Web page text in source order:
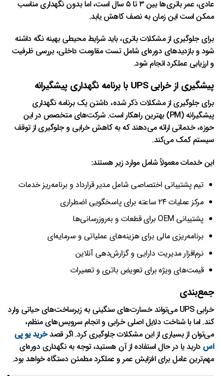
عادی، عمر باتری‌ها بین ۳ تا ۵ سال است، اما بدون نگهداری مناسب
ممکن است این زمان به نصف کاهش یابد.
برای جلوگیری از مشکلات باتری، باید شرایط محیطی بهینه نگه داشته
شود و بازدیدهای دوره‌ای شامل تست مقاومت داخلی، بررسی ظرفیت
و ارزیابی عملکرد انجام شود.
پیشگیری از خرابی UPS با برنامه نگهداری پیشگیرانه
برای جلوگیری از مشکلات ذکر شده، داشتن یک برنامه نگهداری
پیشگیرانه (PM) بهترین راهکار است. شرکت‌های متخصص در این
حوزه، خدماتی ارائه می‌دهند که به کاهش خرابی و جلوگیری از توقف
سیستم کمک می‌کند.
این خدمات معمولاً شامل موارد زیر هستند:
تیم پشتیبانی اختصاصی شامل مدیر قرارداد و برنامه‌ریز خدمات
مرکز عملیات ۲۴ ساعته برای پاسخگویی اضطراری
پشتیبانی OEM برای قطعات و به‌روزرسانی‌ها
برنامه‌ریزی مالی برای هزینه‌های عملیاتی و سرمایه‌ای
نرم‌افزار مدیریت دارایی و گزارش‌دهی آنلاین
قیمت‌های ویژه برای تعویض باتری و تعمیرات
جمع‌بندی
خرابی UPS می‌تواند خسارت‌های سنگینی به زیرساخت‌های حیاتی وارد
کند. اما با شناخت دلایل اصلی خرابی و انجام سرویس‌های منظم،
می‌توان از بسیاری از این مشکلات جلوگیری کرد. اگر قصدخرید یو پی
اس دارید یا در حال استفاده از آن هستید، توجه به نگهداری دوره‌ای
مهم‌ترین عامل برای افزایش عمر و عملکرد مطمئن دستگاه خواهد بود.